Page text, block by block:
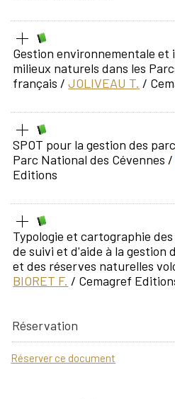
Gestion environnementale et
milieux naturels dans les
français /JOLIVEAU T. /
SPOT pour la gestion des
Parc National des Cévennes /
Editions
Typologie et cartographie
de suivi et d'aide à la gestion
et des réserves naturelles
BIORET F. / Cemagref
Réservation
Réserver ce document